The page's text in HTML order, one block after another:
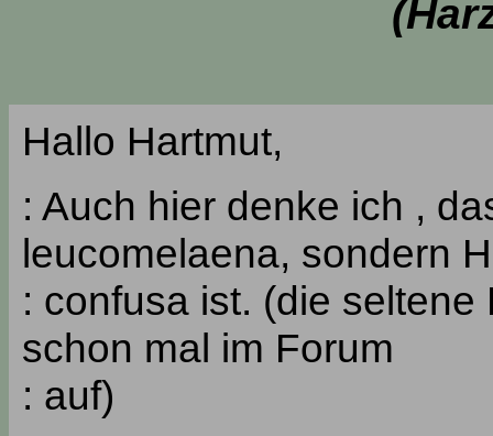
Hallo Hartmut,
: Auch hier denke ich ,
leucomelaena, sondern
: confusa ist. (die
schon mal im Forum
: auf)